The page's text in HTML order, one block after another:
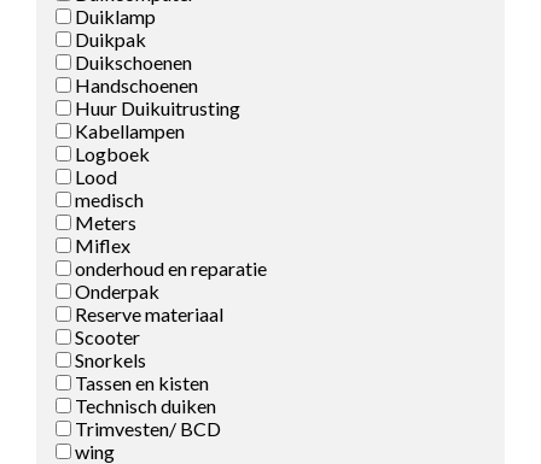
Duiklamp
Duikpak
Duikschoenen
Handschoenen
Huur Duikuitrusting
Kabellampen
Logboek
Lood
medisch
Meters
Miflex
onderhoud en reparatie
Onderpak
Reserve materiaal
Scooter
Snorkels
Tassen en kisten
Technisch duiken
Trimvesten/ BCD
wing